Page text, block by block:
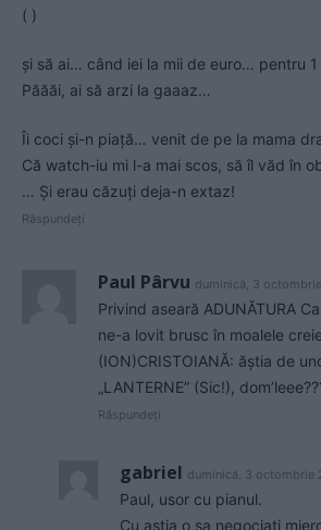
( )
și să ai… când iei la mii de euro… pentru
Păăăi, ai să arzi la gaaaz…
Îi coci și-n piață… venit de pe la mama
Că watch-iu mi l-a mai scos, să îl văd în
… Și erau căzuți deja-n extaz!
Răspundeți
Paul Pârvu duminică, 3
Privind aseară ADUNĂTURA
ne-a lovit brusc în moalele
(ION)CRISTOIANĂ: ăștia de
„LANTERNE” (Sic!),
Răspundeți
gabriel duminică, 3 octombrie
Paul, usor cu pianul.
Cu astia o sa negociati